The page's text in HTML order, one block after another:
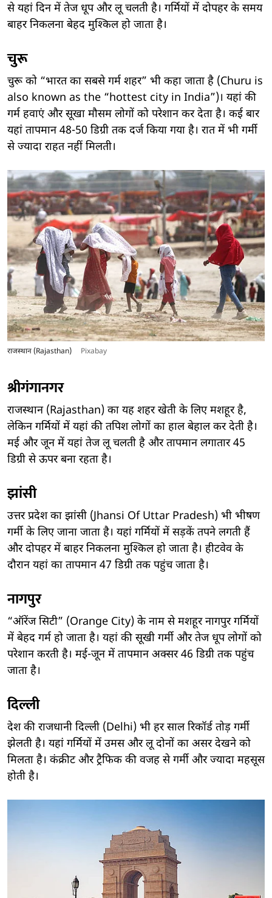
से यहां दिन में तेज धूप और लू चलती है। गर्मियों में दोपहर के समय
बाहर निकलना बेहद मुश्किल हो जाता है।
चुरू
चुरू को “भारत का सबसे गर्म शहर” भी कहा जाता है (Churu is
also known as the “hottest city in India”)। यहां की
गर्म हवाएं और सूखा मौसम लोगों को परेशान कर देता है। कई बार
यहां तापमान 48-50 डिग्री तक दर्ज किया गया है। रात में भी गर्मी
से ज्यादा राहत नहीं मिलती।
राजस्थान (Rajasthan) Pixabay
श्रीगंगानगर
राजस्थान (Rajasthan) का यह शहर खेती के लिए मशहूर है,
लेकिन गर्मियों में यहां की तपिश लोगों का हाल बेहाल कर देती है।
मई और जून में यहां तेज लू चलती है और तापमान लगातार 45
डिग्री से ऊपर बना रहता है।
झांसी
उत्तर प्रदेश का झांसी (Jhansi Of Uttar Pradesh) भी भीषण
गर्मी के लिए जाना जाता है। यहां गर्मियों में सड़कें तपने लगती हैं
और दोपहर में बाहर निकलना मुश्किल हो जाता है। हीटवेव के
दौरान यहां का तापमान 47 डिग्री तक पहुंच जाता है।
नागपुर
“ऑरेंज सिटी” (Orange City) के नाम से मशहूर नागपुर गर्मियों
में बेहद गर्म हो जाता है। यहां की सूखी गर्मी और तेज धूप लोगों को
परेशान करती है। मई-जून में तापमान अक्सर 46 डिग्री तक पहुंच
जाता है।
दिल्ली
देश की राजधानी दिल्ली (Delhi) भी हर साल रिकॉर्ड तोड़ गर्मी
झेलती है। यहां गर्मियों में उमस और लू दोनों का असर देखने को
मिलता है। कंक्रीट और ट्रैफिक की वजह से गर्मी और ज्यादा महसूस
होती है।